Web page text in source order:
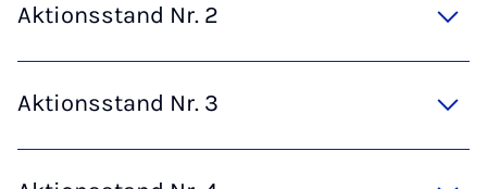
Aktionsstand Nr. 2
Aktionsstand Nr. 3